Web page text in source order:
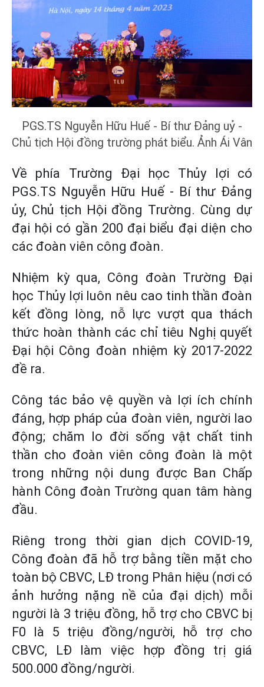
PGS.TS Nguyễn Hữu Huế - Bí thư Đảng uỷ -
Chủ tịch Hội đồng trường phát biểu. Ảnh Ái Vân
Về phía Trường Đại học Thủy lợi có
PGS.TS Nguyễn Hữu Huế - Bí thư Đảng
ủy, Chủ tịch Hội đồng Trường. Cùng dự
đại hội có gần 200 đại biểu đại diện cho
các đoàn viên công đoàn.
Nhiệm kỳ qua, Công đoàn Trường Đại
học Thủy lợi luôn nêu cao tinh thần đoàn
kết đồng lòng, nỗ lực vượt qua thách
thức hoàn thành các chỉ tiêu Nghị quyết
Đại hội Công đoàn nhiệm kỳ 2017-2022
đề ra.
Công tác bảo vệ quyền và lợi ích chính
đáng, hợp pháp của đoàn viên, người lao
động; chăm lo đời sống vật chất tinh
thần cho đoàn viên công đoàn là một
trong những nội dung được Ban Chấp
hành Công đoàn Trường quan tâm hàng
đầu.
Riêng trong thời gian dịch COVID-19,
Công đoàn đã hỗ trợ bằng tiền mặt cho
toàn bộ CBVC, LĐ trong Phân hiệu (nơi có
ảnh hưởng nặng nề của đại dịch) mỗi
người là 3 triệu đồng, hỗ trợ cho CBVC bị
F0 là 5 triệu đồng/người, hỗ trợ cho
CBVC, LĐ làm việc hợp đồng trị giá
500.000 đồng/người.